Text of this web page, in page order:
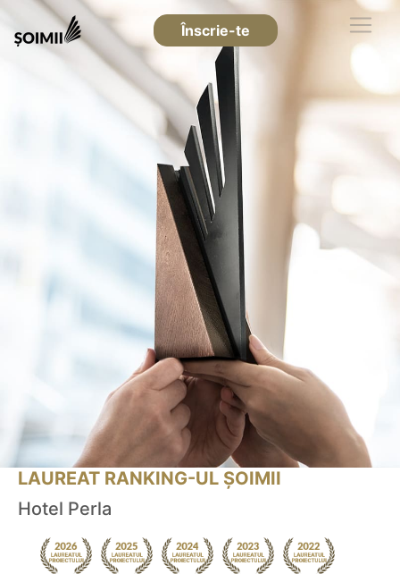
Înscrie-te
LAUREAT RANKING-UL ȘOIMII
Hotel Perla